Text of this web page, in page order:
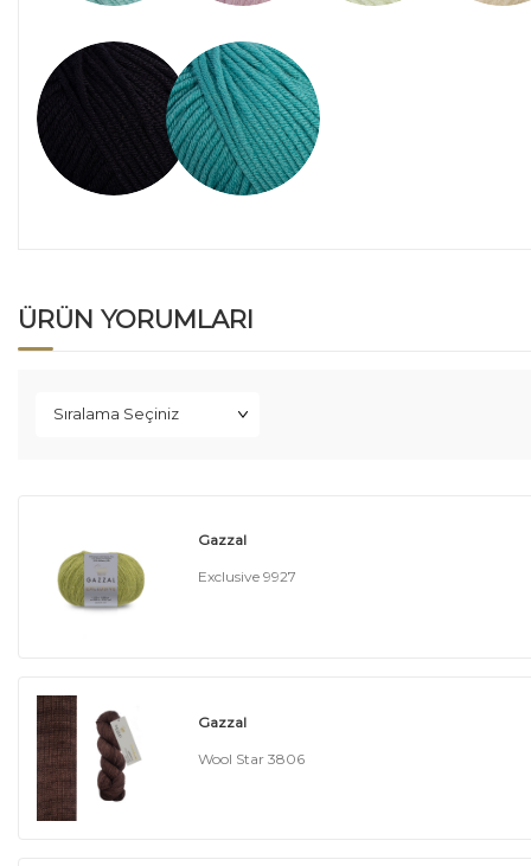
ÜRÜN YORUMLARI
Gazzal
Exclusive 9927
Gazzal
Wool Star 3806